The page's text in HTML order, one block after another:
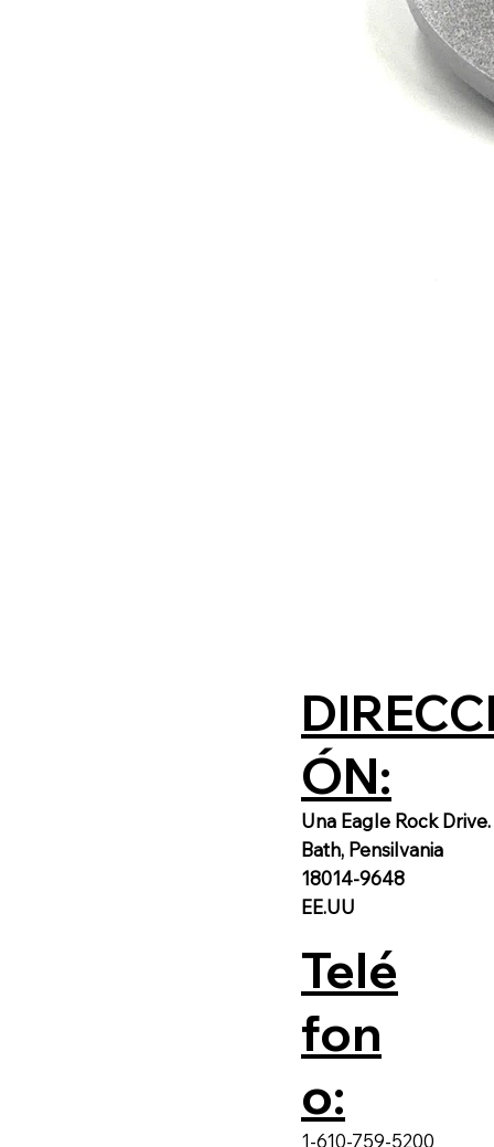
DIRECCI
ÓN:
Una Eagle Rock Drive.
Bath, Pensilvania
18014-9648
EE.UU
Telé
fon
o:
1-610-759-5200